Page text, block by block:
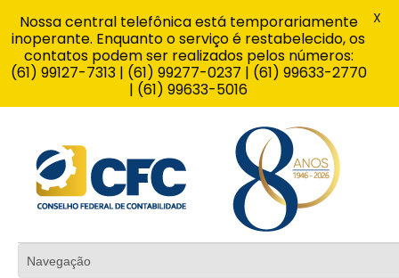
Nossa central telefônica está temporariamente
inoperante. Enquanto o serviço é restabelecido, os
contatos podem ser realizados pelos números:
(61) 99127-7313 | (61) 99277-0237 | (61) 99633-2770
| (61) 99633-5016
X